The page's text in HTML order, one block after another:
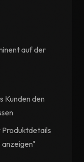
auf der
Kunden den
Produktdetails
anzeigen"